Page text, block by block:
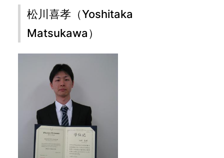
松川喜孝（Yoshitaka
Matsukawa）